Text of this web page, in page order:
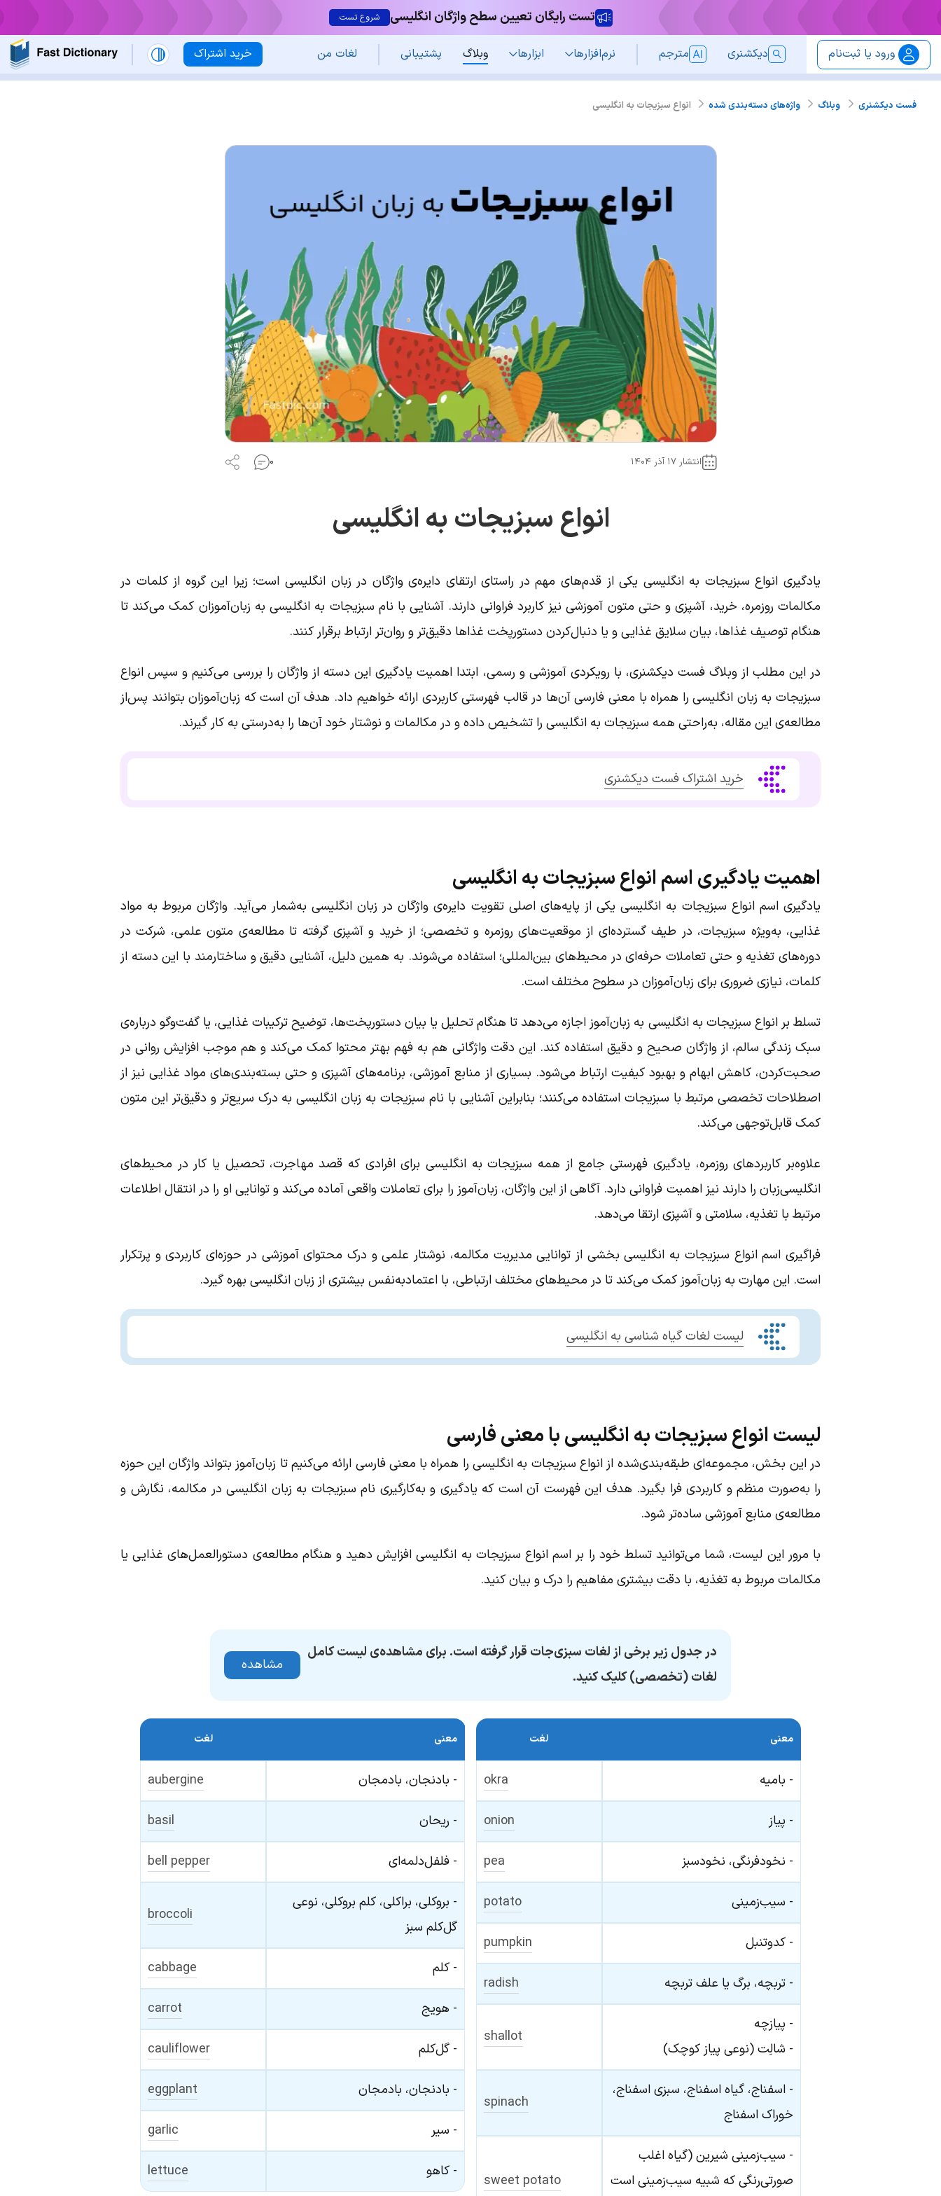
تست رایگان تعیین سطح واژگان انگلیسی شروع تست
خرید اشتراک ورود یا ثبت‌نام دیکشنری مترجم نرم‌افزار‌ها ابزارها وبلاگ پشتیبانی لغات من
فست دیکشنری وبلاگ واژه‌های دسته‌بندی شده انواع سبزیجات به انگلیسی
۰ انتشار ۱۷ آذر ۱۴۰۴
انواع سبزیجات به انگلیسی
یادگیری انواع سبزیجات به انگلیسی یکی از قدم‌های مهم در راستای ارتقای دایره‌ی واژگان در زبان انگلیسی است؛ زیرا این گروه از کلمات در
مکالمات روزمره، خرید، آشپزی و حتی متون آموزشی نیز کاربرد فراوانی دارند. آشنایی با نام سبزیجات به انگلیسی به زبان‌آموزان کمک می‌کند تا
هنگام توصیف غذاها، بیان سلایق‌ غذایی و یا دنبال‌کردن دستورپخت‌ غذاها دقیق‌تر و روان‌تر ارتباط برقرار کنند.
در این مطلب از وبلاگ فست دیکشنری، با رویکردی آموزشی و رسمی، ابتدا اهمیت یادگیری این دسته از واژگان را بررسی می‌کنیم و سپس انواع
سبزیجات به زبان انگلیسی را همراه با معنی فارسی آن‌ها در قالب فهرستی کاربردی ارائه خواهیم داد. هدف آن است که زبان‌آموزان بتوانند پس‌از
مطالعه‌ی این مقاله، به‌راحتی همه سبزیجات به انگلیسی را تشخیص داده و در مکالمات و نوشتار خود آن‌ها را به‌درستی به کار گیرند.
خرید اشتراک فست دیکشنری
اهمیت یادگیری اسم انواع سبزیجات به انگلیسی
یادگیری اسم انواع سبزیجات به انگلیسی یکی از پایه‌های اصلی تقویت دایره‌ی واژگان در زبان انگلیسی به‌شمار می‌آید. واژگان مربوط به مواد
غذایی، به‌ویژه سبزیجات، در طیف گسترده‌ای از موقعیت‌های روزمره و تخصصی؛ از خرید و آشپزی گرفته تا مطالعه‌ی متون علمی، شرکت در
دوره‌های تغذیه و حتی تعاملات حرفه‌ای در محیط‌های بین‌المللی؛ استفاده می‌شوند. به همین دلیل، آشنایی دقیق و ساختارمند با این دسته از
کلمات، نیازی ضروری برای زبان‌آموزان در سطوح مختلف است.
تسلط بر انواع سبزیجات به انگلیسی به زبان‌آموز اجازه می‌دهد تا هنگام تحلیل یا بیان دستورپخت‌ها، توضیح ترکیبات غذایی، یا گفت‌وگو درباره‌ی
سبک زندگی سالم، از واژگان صحیح و دقیق استفاده کند. این دقت واژگانی هم به فهم بهتر محتوا کمک می‌کند و هم موجب افزایش روانی در
صحبت‌کردن، کاهش ابهام و بهبود کیفیت ارتباط می‌شود. بسیاری از منابع آموزشی، برنامه‌های آشپزی و حتی بسته‌بندی‌های مواد غذایی نیز از
اصطلاحات تخصصی مرتبط با سبزیجات استفاده می‌کنند؛ بنابراین آشنایی با نام سبزیجات به زبان انگلیسی به درک سریع‌تر و دقیق‌تر این متون
کمک قابل‌توجهی می‌کند.
علاوه‌بر کاربردهای روزمره، یادگیری فهرستی جامع از همه سبزیجات به انگلیسی برای افرادی که قصد مهاجرت، تحصیل یا کار در محیط‌های
انگلیسی‌زبان را دارند نیز اهمیت فراوانی دارد. آگاهی از این واژگان، زبان‌آموز را برای تعاملات واقعی آماده می‌کند و توانایی او را در انتقال اطلاعات
مرتبط با تغذیه، سلامتی و آشپزی ارتقا می‌دهد.
فراگیری اسم انواع سبزیجات به انگلیسی بخشی از توانایی مدیریت مکالمه، نوشتار علمی و درک محتوای آموزشی در حوزه‌ای کاربردی و پرتکرار
است. این مهارت به زبان‌آموز کمک می‌کند تا در محیط‌های مختلف ارتباطی، با اعتمادبه‌نفس بیشتری از زبان انگلیسی بهره گیرد.
لیست لغات گیاه شناسی به انگلیسی
لیست انواع سبزیجات به انگلیسی با معنی فارسی
در این بخش، مجموعه‌ای طبقه‌بندی‌شده از انواع سبزیجات به انگلیسی را همراه با معنی فارسی ارائه می‌کنیم تا زبان‌آموز بتواند واژگان این حوزه
را به‌صورت منظم و کاربردی فرا بگیرد. هدف این فهرست آن است که یادگیری و به‌کارگیری نام سبزیجات به زبان انگلیسی در مکالمه، نگارش و
مطالعه‌ی منابع آموزشی ساده‌تر شود.
با مرور این لیست، شما می‌توانید تسلط خود را بر اسم انواع سبزیجات به انگلیسی افزایش دهید و هنگام مطالعه‌ی دستورالعمل‌های غذایی یا
مکالمات مربوط به تغذیه، با دقت بیشتری مفاهیم را درک و بیان کنید.
در جدول زیر برخی از لغات سبزی‌جات قرار گرفته است. برای مشاهده‌ی لیست کامل
لغات (تخصصی) کلیک کنید.
مشاهده
لغت معنی
aubergine - بادنجان، بادمجان
basil - ریحان
bell pepper - فلفل‌دلمه‌ای
broccoli
- بروکلی، براکلی، کلم بروکلی، نوعی
گل‌کلم سبز
cabbage - کلم
carrot - هویج
cauliflower - گل‌کلم
eggplant - بادنجان، بادمجان
garlic - سیر
lettuce - کاهو
لغت معنی
okra - بامیه
onion - پیاز
pea - نخودفرنگی، نخودسبز
potato - سیب‌زمینی
pumpkin - کدوتنبل
radish - تربچه، برگ یا علف تربچه
shallot
- پیازچه
- شالِت (نوعی پیاز کوچک)
spinach
- اسفناج، گیاه اسفناج، سبزی اسفناج،
خوراک اسفناج
sweet potato
- سیب‌زمینی شیرین (گیاه اغلب
صورتی‌رنگی که شبیه سیب‌زمینی است